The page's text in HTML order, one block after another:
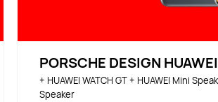
PORSCHE DESIGN
+ HUAWEI WATCH GT + HUAWEI Mini
Speaker